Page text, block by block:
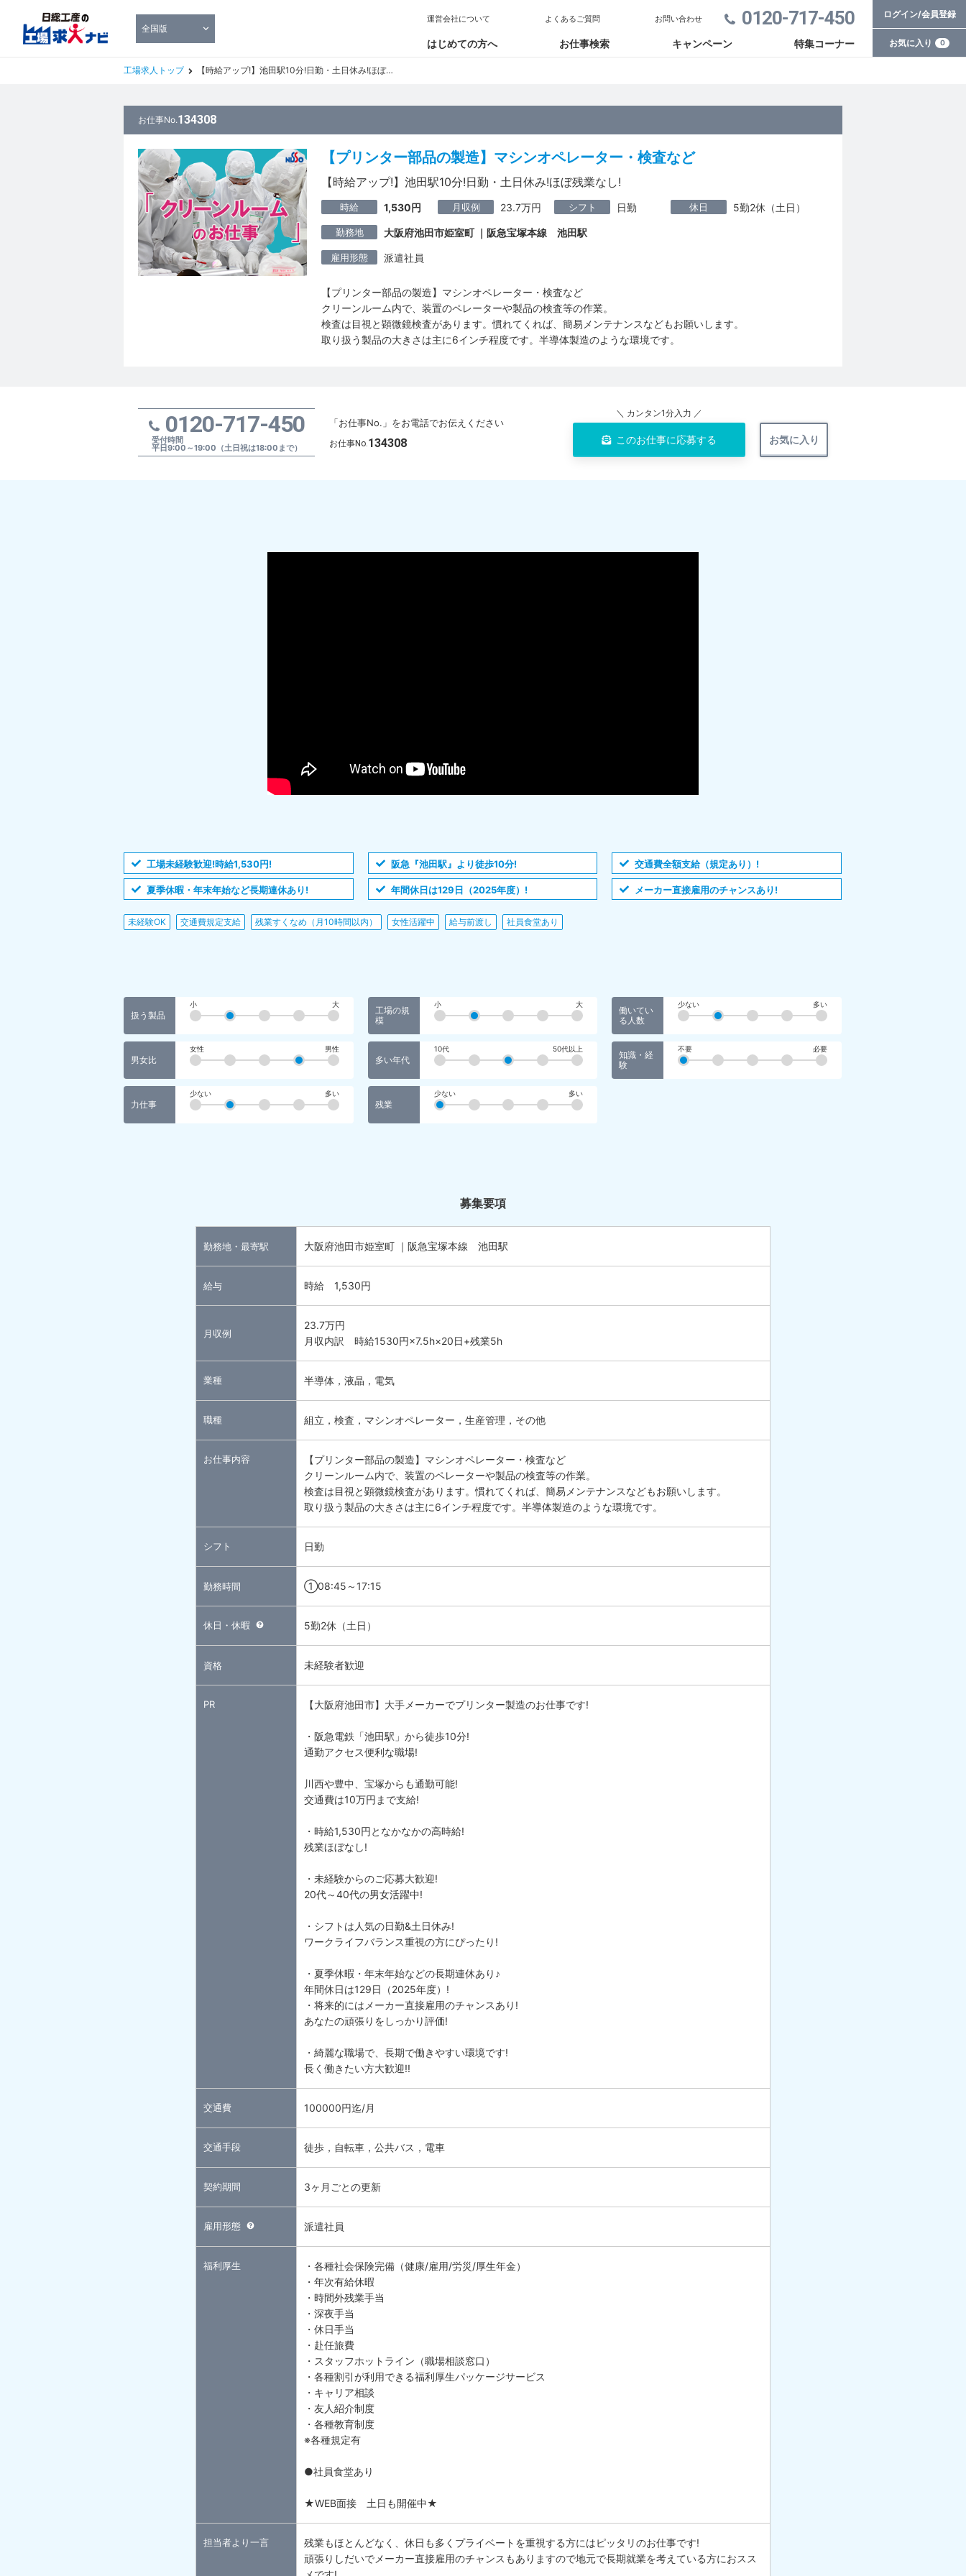
全国版 0120-717-450
はじめての方へ お仕事検索 キャンペーン 特集コーナー
運営会社について よくあるご質問 お問い合わせ ログイン/会員登録
お気に入り 0
工場求人トップ 【時給アップ!】池田駅10分!日勤・土日休み!ほぼ残業なし!
お仕事No.134308
【プリンター部品の製造】マシンオペレーター・検査など
【時給アップ!】池田駅10分!日勤・土日休み!ほぼ残業なし!
時給 1,530円 月収例 23.7万円 シフト 日勤 休日 5勤2休（土日）
勤務地 大阪府池田市姫室町 ｜阪急宝塚本線 池田駅
雇用形態 派遣社員
【プリンター部品の製造】マシンオペレーター・検査など
クリーンルーム内で、装置のペレーターや製品の検査等の作業。
検査は目視と顕微鏡検査があります。慣れてくれば、簡易メンテナンスなどもお願いします。
取り扱う製品の大きさは主に6インチ程度です。半導体製造のような環境です。
0120-717-450
受付時間
平日9:00～19:00（土日祝は18:00まで）
「お仕事No.」をお電話でお伝えください
お仕事No. 134308
＼ カンタン1分入力 ／
このお仕事に応募する お気に入り
工場未経験歓迎!時給1,530円! 阪急『池田駅』より徒歩10分! 交通費全額支給（規定あり）!
夏季休暇・年末年始など長期連休あり! 年間休日は129日（2025年度）! メーカー直接雇用のチャンスあり!
未経験OK 交通費規定支給 残業すくなめ（月10時間以内） 女性活躍中 給与前渡し 社員食堂あり
扱う製品
小 大
工場の規
模
小 大
働いてい
る人数
少ない 多い
男女比
女性 男性
多い年代
10代 50代以上
知識・経
験
不要 必要
力仕事
少ない 多い
残業
少ない 多い
募集要項
勤務地・最寄駅 大阪府池田市姫室町 ｜阪急宝塚本線 池田駅
給与 時給 1,530円
月収例
23.7万円
月収内訳 時給1530円×7.5h×20日+残業5h
業種 半導体，液晶，電気
職種 組立，検査，マシンオペレーター，生産管理，その他
お仕事内容
【プリンター部品の製造】マシンオペレーター・検査など
クリーンルーム内で、装置のペレーターや製品の検査等の作業。
検査は目視と顕微鏡検査があります。慣れてくれば、簡易メンテナンスなどもお願いします。
取り扱う製品の大きさは主に6インチ程度です。半導体製造のような環境です。
シフト 日勤
勤務時間 ①08:45～17:15
休日・休暇 5勤2休（土日）
資格 未経験者歓迎
PR 【大阪府池田市】大手メーカーでプリンター製造のお仕事です!
・阪急電鉄「池田駅」から徒歩10分!
通勤アクセス便利な職場!
川西や豊中、宝塚からも通勤可能!
交通費は10万円まで支給!
・時給1,530円となかなかの高時給!
残業ほぼなし!
・未経験からのご応募大歓迎!
20代～40代の男女活躍中!
・シフトは人気の日勤&土日休み!
ワークライフバランス重視の方にぴったり!
・夏季休暇・年末年始などの長期連休あり♪
年間休日は129日（2025年度）!
・将来的にはメーカー直接雇用のチャンスあり!
あなたの頑張りをしっかり評価!
・綺麗な職場で、長期で働きやすい環境です!
長く働きたい方大歓迎!!
交通費 100000円迄/月
交通手段 徒歩，自転車，公共バス，電車
契約期間 3ヶ月ごとの更新
雇用形態 派遣社員
福利厚生
・各種社会保険完備（健康/雇用/労災/厚生年金）
・年次有給休暇
・時間外残業手当
・深夜手当
・休日手当
・赴任旅費
・スタッフホットライン（職場相談窓口）
・各種割引が利用できる福利厚生パッケージサービス
・キャリア相談
・友人紹介制度
・各種教育制度
※各種規定有
●社員食堂あり
★WEB面接 土日も開催中★
担当者より一言
残業もほとんどなく、休日も多くプライベートを重視する方にはピッタリのお仕事です!
頑張りしだいでメーカー直接雇用のチャンスもありますので地元で長期就業を考えている方におスス